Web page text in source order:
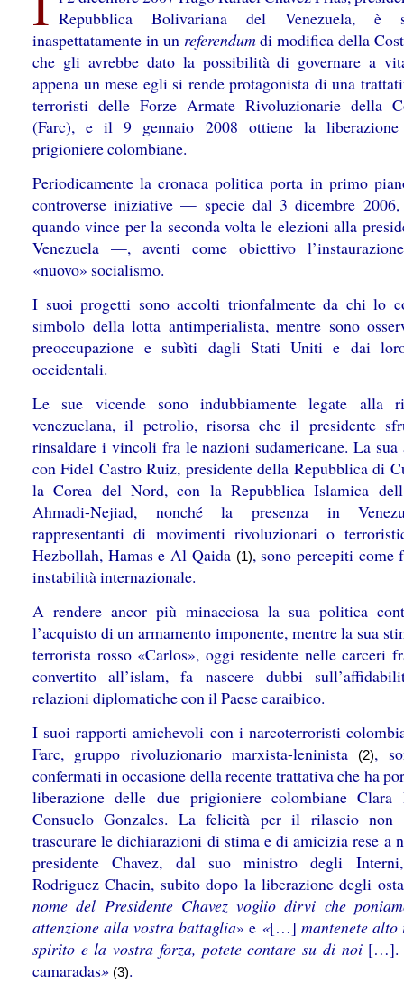
Repubblica Bolivariana del Venezuela, è
inaspettatamente in un referendumdi modifica della
che gli avrebbe dato la possibilità di governare a
appena un mese egli si rende protagonista di una
terroristi delle Forze Armate Rivoluzionarie della
(Farc), e il 9 gennaio 2008 ottiene la
prigioniere colombiane.
Periodicamente la cronaca politica porta in primo
controverse iniziative — specie dal 3 dicembre
quando vince per la seconda volta le elezioni alla
Venezuela —, aventi come obiettivo
«nuovo» socialismo.
I suoi progetti sono accolti trionfalmente da chi lo
simbolo della lotta antimperialista, mentre sono
preoccupazione e subìti dagli Stati Uniti e dai
occidentali.
Le sue vicende sono indubbiamente legate alla
venezuelana, il petrolio, risorsa che il presidente
rinsaldare i vincoli fra le nazioni sudamericane. La sua
con Fidel Castro Ruiz, presidente della Repubblica di
la Corea del Nord, con la Repubblica Islamica
Ahmadi-Nejiad, nonché la presenza in
rappresentanti di movimenti rivoluzionari o
Hezbollah, Hamas e Al Qaida (1), sono percepiti come
instabilità internazionale.
A rendere ancor più minacciosa la sua politica
l’acquisto di un armamento imponente, mentre la sua
terrorista rosso «Carlos», oggi residente nelle carceri
convertito all’islam, fa nascere dubbi
relazioni diplomatiche con il Paese caraibico.
I suoi rapporti amichevoli con i narcoterroristi
Farc, gruppo rivoluzionario marxista-leninista
(2),
confermati in occasione della recente trattativa che ha
liberazione delle due prigioniere colombiane Clara
Consuelo Gonzales. La felicità per il rilascio non
trascurare le dichiarazioni di stima e di amicizia rese a
presidente Chavez, dal suo ministro degli
Rodriguez Chacin, subito dopo la liberazione degli
nome del Presidente Chavez voglio dirvi che
attenzione alla vostra battaglia» e «[…] mantenete
spirito e la vostra forza, potete contare su di noi […].
camaradas» (3).